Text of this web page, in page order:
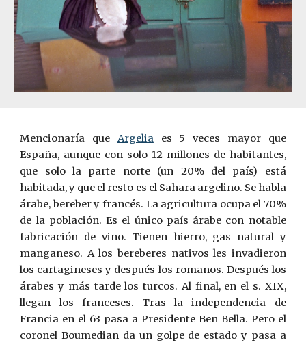
Mencionaría que Argeliaes 5 veces mayor que
España, aunque con solo 12 millones de habitantes,
que solo la parte norte (un 20% del país) está
habitada, y que el resto es el Sahara argelino. Se habla
árabe, bereber y francés. La agricultura ocupa el 70%
de la población. Es el único país árabe con notable
fabricación de vino. Tienen hierro, gas natural y
manganeso. A los bereberes nativos les invadieron
los cartagineses y después los romanos. Después los
árabes y más tarde los turcos. Al final, en el s. XIX,
llegan los franceses. Tras la independencia de
Francia en el 63 pasa a Presidente Ben Bella. Pero el
coronel Boumedian da un golpe de estado y pasa a